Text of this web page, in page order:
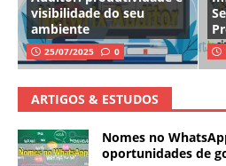
visibilidade do seu
ambiente
25/07/2025 0
ARTIGOS & ESTUDOS
Nomes no
oportunidades de